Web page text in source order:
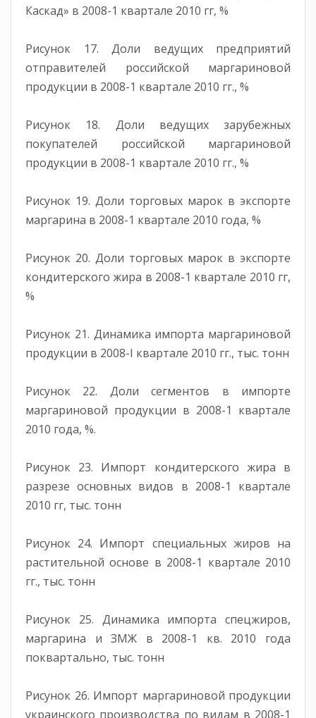
Каскад» в 2008-1 квартале 2010 гг, %
Рисунок 17. Доли ведущих предприятий
отправителей российской маргариновой
продукции в 2008-1 квартале 2010 гг., %
Рисунок 18. Доли ведущих зарубежных
покупателей российской маргариновой
продукции в 2008-1 квартале 2010 гг., %
Рисунок 19. Доли торговых марок в экспорте
маргарина в 2008-1 квартале 2010 года, %
Рисунок 20. Доли торговых марок в экспорте
кондитерского жира в 2008-1 квартале 2010 гг,
%
Рисунок 21. Динамика импорта маргариновой
продукции в 2008-I квартале 2010 гг., тыс. тонн
Рисунок 22. Доли сегментов в импорте
маргариновой продукции в 2008-1 квартале
2010 года, %.
Рисунок 23. Импорт кондитерского жира в
разрезе основных видов в 2008-1 квартале
2010 гг, тыс. тонн
Рисунок 24. Импорт специальных жиров на
растительной основе в 2008-1 квартале 2010
гг., тыс. тонн
Рисунок 25. Динамика импорта спецжиров,
маргарина и ЗМЖ в 2008-1 кв. 2010 года
поквартально, тыс. тонн
Рисунок 26. Импорт маргариновой продукции
украинского производства по видам в 2008-1